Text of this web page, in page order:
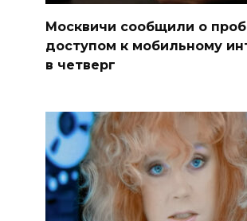
Москвичи сообщили о
доступом к мобильному
в четверг